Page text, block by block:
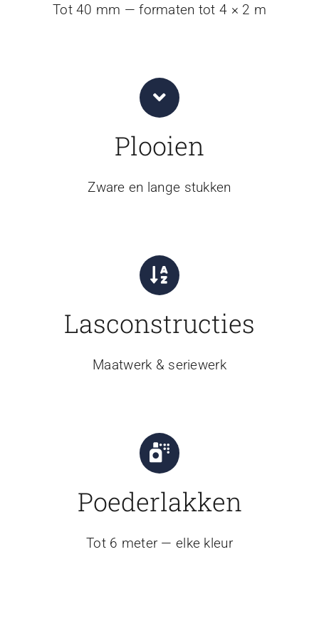
Tot 40 mm — formaten tot 4 × 2 m
Plooien
Zware en lange stukken
Lasconstructies
Maatwerk & seriewerk
Poederlakken
Tot 6 meter — elke kleur